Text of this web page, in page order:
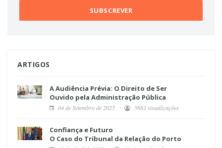
ARTIGOS
A Audiência Prévia: O Direito de Ser
Ouvido pela Administração Pública
04 de Setembro de 2025 5682 visualizações
Confiança e Futuro
O Caso do Tribunal da Relação do Porto